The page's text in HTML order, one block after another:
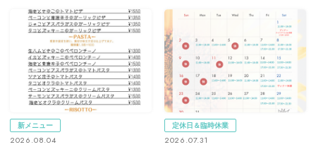
新メニュー
2026.08.04
定休日＆臨時休業
2026.07.31